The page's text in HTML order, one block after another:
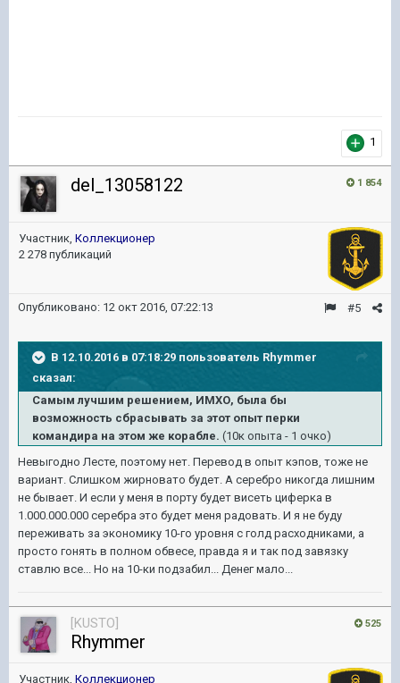
1
1 854
del_13058122
Участник, Коллекционер
2 278 публикаций
#5
Опубликовано: 12 окт 2016, 07:22:13
В 12.10.2016 в 07:18:29 пользователь Rhymmer
сказал:
Самым лучшим решением, ИМХО, была бы
возможность сбрасывать за этот опыт перки
командира на этом же корабле. (10к опыта - 1 очко)
Невыгодно Лесте, поэтому нет. Перевод в опыт кэпов, тоже не
вариант. Слишком жирновато будет. А серебро никогда лишним
не бывает. И если у меня в порту будет висеть циферка в
1.000.000.000 серебра это будет меня радовать. И я не буду
переживать за экономику 10-го уровня с голд расходниками, а
просто гонять в полном обвесе, правда я и так под завязку
ставлю все... Но на 10-ки подзабил... Денег мало...
525
[KUSTO]
Rhymmer
Участник, Коллекционер